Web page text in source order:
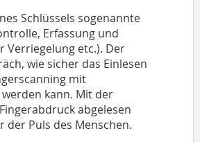
Schlüssels sogenannte
Erfassung und
Verriegelung etc.). Der
wie sicher das Einlesen
mit
kann. Mit der
abgelesen
Puls des Menschen.